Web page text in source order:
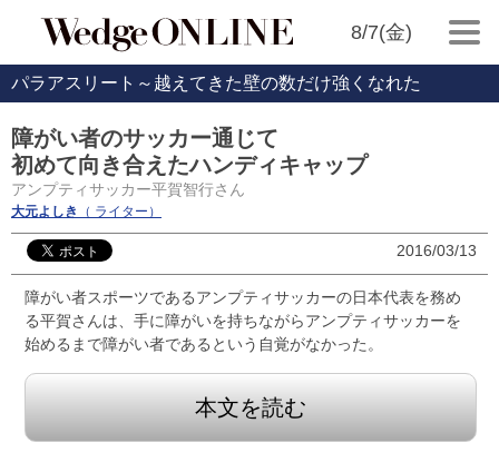
8/7(金)
パラアスリート～越えてきた壁の数だけ強くなれた
障がい者のサッカー通じて
初めて向き合えたハンディキャップ
アンプティサッカー平賀智行さん
大元よしき （ ライター）
2016/03/13
障がい者スポーツであるアンプティサッカーの日本代表を務め
る平賀さんは、手に障がいを持ちながらアンプティサッカーを
始めるまで障がい者であるという自覚がなかった。
本文を読む